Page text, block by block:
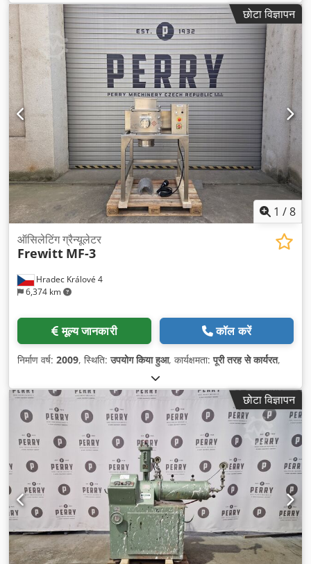
छोटा विज्ञापन
1 /8
Hradec Králové 4
6,374 km
ऑसिलेटिंग ग्रैन्यूलेटर
Frewitt MF-3
मूल्य जानकारी कॉल करें
निर्माण वर्ष: 2009, स्थिति:उपयोग किया हुआ, कार्यक्षमता:पूरी तरह से कार्यरत,
छोटा विज्ञापन